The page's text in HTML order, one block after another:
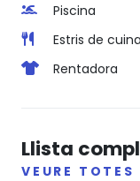
Piscina
Estris de cuina
Rentadora
Llista
VEURE